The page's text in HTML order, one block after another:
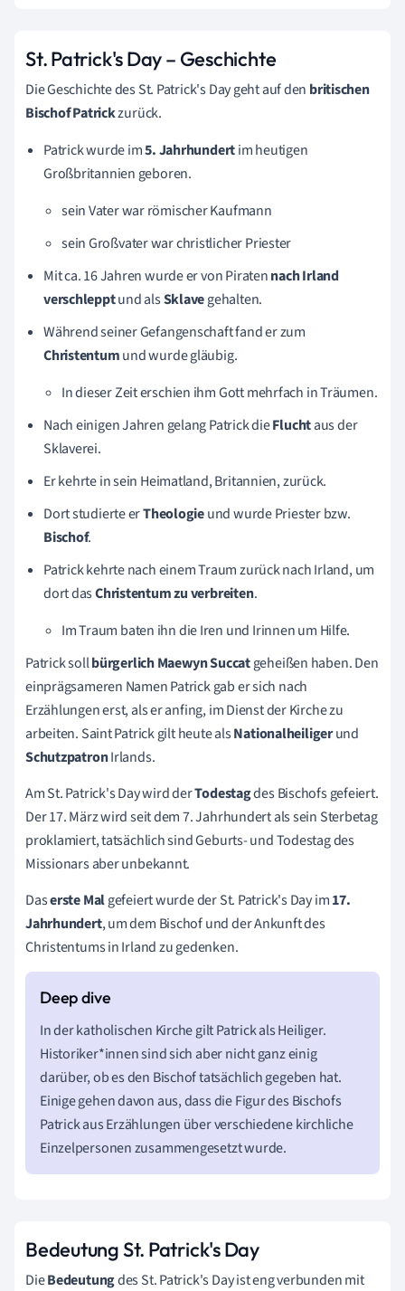
St. Patrick's Day – Geschichte
Die Geschichte des St. Patrick's Day geht auf den britischen
Bischof Patrickzurück.
Patrick wurde im5. Jahrhundertim heutigen
Großbritannien geboren.
sein Vater war römischer Kaufmann
sein Großvater war christlicher Priester
Mit ca. 16 Jahren wurde er von Piratennach Irland
verschlepptund alsSklavegehalten.
Während seiner Gefangenschaftfand er zum
Christentumund wurde gläubig.
In dieser Zeit erschien ihm Gott mehrfach in Träumen.
Nach einigen Jahren gelang Patrick dieFluchtaus der
Sklaverei.
Er kehrte in sein Heimatland, Britannien, zurück.
Dort studierte erTheologieund wurde Priester bzw.
Bischof.
Patrick kehrte nach einem Traum zurück nach Irland, um
dort dasChristentum zu verbreiten.
Im Traum baten ihn die Iren und Irinnen um Hilfe.
Patrick sollbürgerlichMaewyn Succatgeheißen haben. Den
einprägsameren Namen Patrick gab er sich nach
Erzählungen erst, als er anfing, im Dienst der Kirche zu
arbeiten. Saint Patrickgilt heute alsNationalheiligerund
SchutzpatronIrlands.
Am St. Patrick's Day wird derTodestagdes Bischofs gefeiert.
Der 17. März wird seit dem 7. Jahrhundert als sein Sterbetag
proklamiert, tatsächlich sind Geburts- und Todestag des
Missionars aber unbekannt.
Daserste Malgefeiert wurde der St. Patrick's Day im17.
Jahrhundert, um dem Bischof und der Ankunft des
Christentums in Irland zu gedenken.
In der katholischen Kirche gilt Patrick als Heiliger.
Historiker*innen sind sich aber nicht ganz einig
darüber, ob es den Bischof tatsächlich gegeben hat.
Einige gehen davon aus, dass die Figur des Bischofs
Patrick aus Erzählungen über verschiedene kirchliche
Einzelpersonen zusammengesetzt wurde.
Bedeutung St. Patrick's Day
DieBedeutungdes St. Patrick's Day ist eng verbunden mit